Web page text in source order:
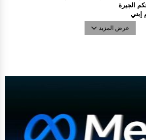
الجيرة
إبني
عرض المزيد